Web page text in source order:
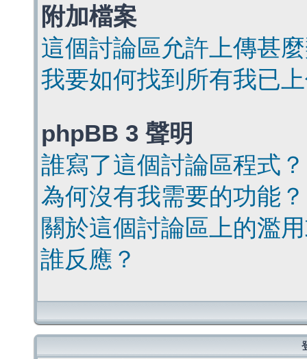
附加檔案
這個討論區允許上傳甚
我要如何找到所有我已
phpBB 3 聲明
誰寫了這個討論區程式？
為何沒有我需要的功能？
關於這個討論區上的濫
誰反應？